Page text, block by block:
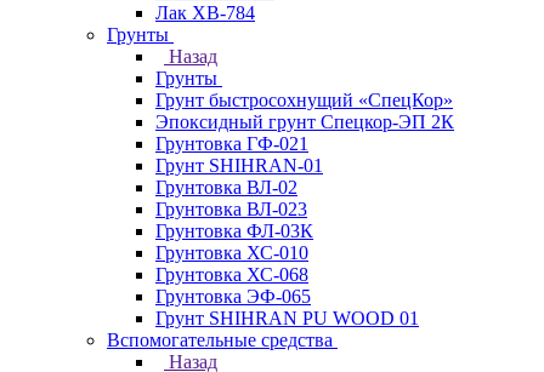
Лак ХВ-784
Грунты
Назад
Грунты
Грунт быстросохнущий «СпецКор»
Эпоксидный грунт Спецкор-ЭП 2К
Грунтовка ГФ-021
Грунт SHIHRAN-01
Грунтовка ВЛ-02
Грунтовка ВЛ-023
Грунтовка ФЛ-03К
Грунтовка ХС-010
Грунтовка ХС-068
Грунтовка ЭФ-065
Грунт SHIHRAN PU WOOD 01
Вспомогательные средства
Назад